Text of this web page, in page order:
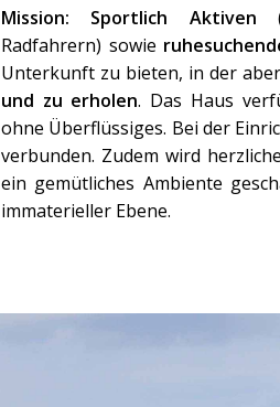
Mission:
Sportlich Aktiven
Radfahrern) sowie
Unterkunft zu bieten, in der aber
und zu erholen. Das Haus
ohne Überflüssiges. Bei der
verbunden. Zudem wird
ein gemütliches Ambiente
immaterieller Ebene.